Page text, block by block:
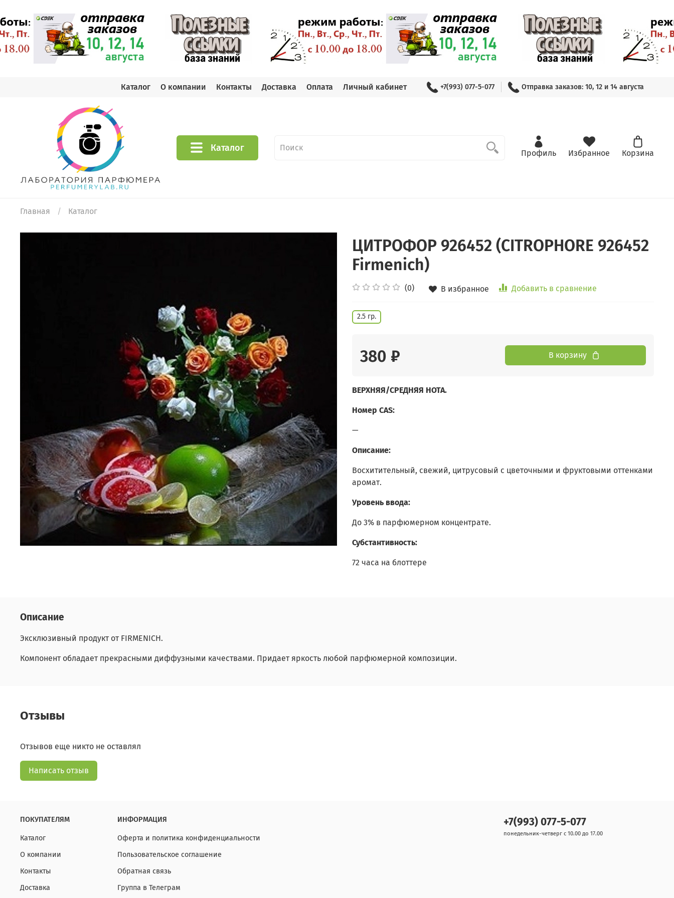
Каталог О компании Контакты Доставка Оплата Личный кабинет +7(993) 077-5-077 Отправка заказов: 10, 12 и 14 августа
Каталог Профиль Избранное Корзина
Главная Каталог
ЦИТРОФОР 926452 (CITROPHORE 926452
Firmenich)
(0) В избранное Добавить в сравнение
2.5 гр.
380 ₽ В корзину
ВЕРХНЯЯ/СРЕДНЯЯ НОТА.
Номер CAS:
—
Описание:
Восхитительный, свежий, цитрусовый с цветочными и фруктовыми оттенками
аромат.
Уровень ввода:
До 3% в парфюмерном концентрате.
Субстантивность:
72 часа на блоттере
Описание
Эксклюзивный продукт от FIRMENICH.
Компонент обладает прекрасными диффузными качествами. Придает яркость любой парфюмерной композиции.
Отзывы
Отзывов еще никто не оставлял
Написать отзыв
ПОКУПАТЕЛЯМ
Каталог
О компании
Контакты
Доставка
ИНФОРМАЦИЯ
Оферта и политика конфиденциальности
Пользовательское соглашение
Обратная связь
Группа в Телеграм
+7(993) 077-5-077
понедельник-четверг с 10.00 до 17.00